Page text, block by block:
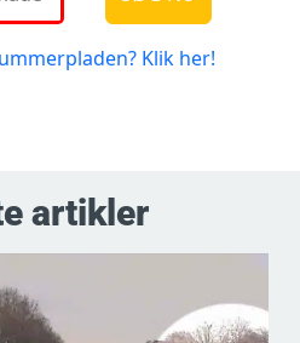
artikler